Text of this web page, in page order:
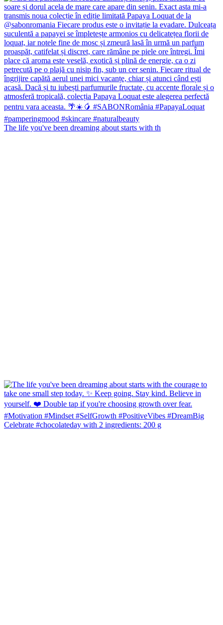
The life you've been dreaming about starts with th
Celebrate #chocolateday with 2 ingredients: 200 g